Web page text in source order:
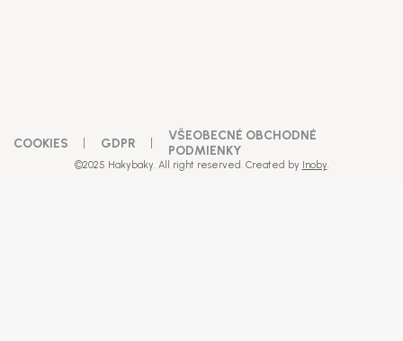
COOKIES GDPR
VŠEOBECNÉ OBCHODNÉ
PODMIENKY
©2025 Hakybaky. All right reserved. Created by Inoby.